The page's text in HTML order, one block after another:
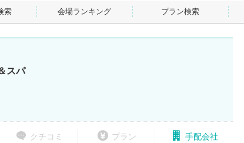
索 会場ランキング プラン検索
スパ
クチコミ プラン 手配会社